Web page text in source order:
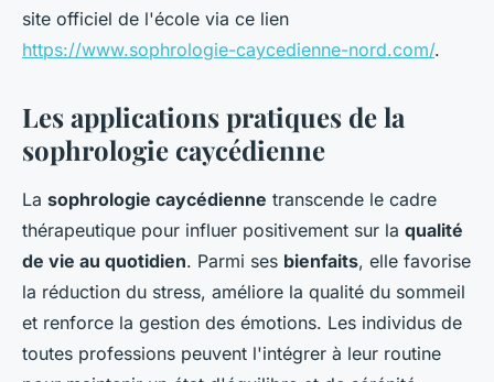
site officiel de l'école via ce lien
https://www.sophrologie-caycedienne-nord.com/.
Les applications pratiques de la
sophrologie caycédienne
La sophrologie caycédienne transcende le cadre
thérapeutique pour influer positivement sur la qualité
de vie au quotidien. Parmi ses bienfaits, elle favorise
la réduction du stress, améliore la qualité du sommeil
et renforce la gestion des émotions. Les individus de
toutes professions peuvent l'intégrer à leur routine